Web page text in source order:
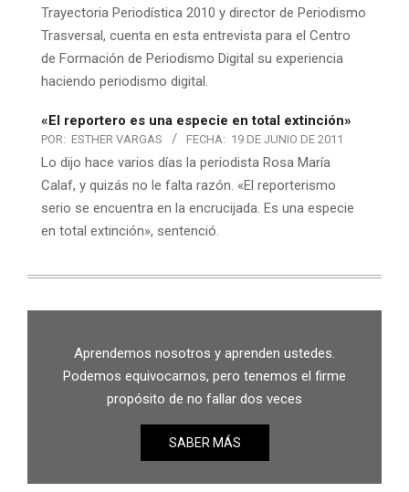
Trayectoria Periodística 2010 y director de Periodismo
Trasversal, cuenta en esta entrevista para el Centro
de Formación de Periodismo Digital su experiencia
haciendo periodismo digital.
«El reportero es una especie en total extinción»
POR: ESTHER VARGAS FECHA: 19 DE JUNIO DE 2011
Lo dijo hace varios días la periodista Rosa María
Calaf, y quizás no le falta razón. «El reporterismo
serio se encuentra en la encrucijada. Es una especie
en total extinción», sentenció.
Aprendemos nosotros y aprenden ustedes.
Podemos equivocarnos, pero tenemos el firme
propósito de no fallar dos veces
SABER MÁS